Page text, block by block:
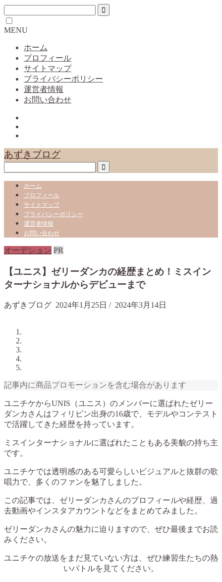
MENU
ホーム
プロフィール
サイトマップ
プライバシーポリシー
運営者情報
お問い合わせ
あずきブログ
ホーム
プロフィール
サイトマップ
プライバシーポリシー
運営者情報
お問い合わせ
オーデション PR
【ユニス】ゼリーダンカの経歴まとめ！ミスイン
ターナショナルからデビューまで
あずきブログ 2024年1月25日 / 2024年3月14日
記事内に商品プロモーションを含む場合があります
ユニチケからUNIS（ユニス）のメンバーに選ばれたゼリー
ダンカさんはフィリピン出身の16歳で、モデルやコンテスト
で活躍してきた経歴を持っています。
ミスインターナショナルに選ばれたこともある美貌の持ち主
です。
ユニチケでは透明感のある可愛らしいビジュアルと抜群の歌
唱力で、多くのファンを魅了しました。
この記事では、ゼリーダンカさんのプロフィールや経歴、過
去動画やインスタアカウントなどをまとめてみました。
ゼリーダンカさんの魅力に迫りますので、ぜひ最後までお読
みください。
ユニチケの放送をまだ見ていない方は、ぜひ練習生たちの熱
いバトルを見てください。